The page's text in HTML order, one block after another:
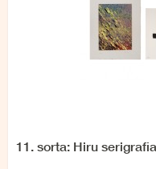
11. sorta: Hiru serigrafia